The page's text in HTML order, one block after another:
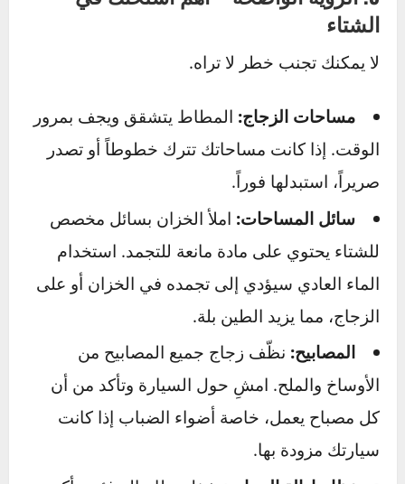
على البطارية توفير الطاقة اللازمة لتدوير المحرك
البارد.
الفحص: إذا كان عمر بطاريتك يتجاوز 3 سنوات،
اطلب من ميكانيكي فحصها واختبار قوتها.
النظافة:افحص أقطاب البطارية. أي تآكل (مادة
بيضاء أو زرقاء) يضعف الاتصال. قم بتنظيفها
بفرشاة سلكية وخليط من صودا الخبز والماء (وتأكد
من شطفها جيداً بعد ذلك).
3. الرؤية الواضحة – أهم أسلحتك في
الشتاء
لا يمكنك تجنب خطر لا تراه.
مساحات الزجاج: